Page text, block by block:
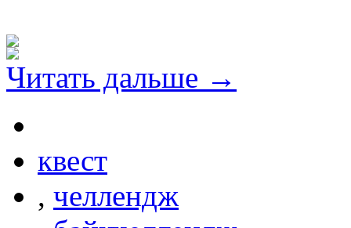
Читать дальше →
квест
, челлендж